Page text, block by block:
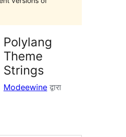
Polylang
Theme
Strings
Modeewine द्वारा